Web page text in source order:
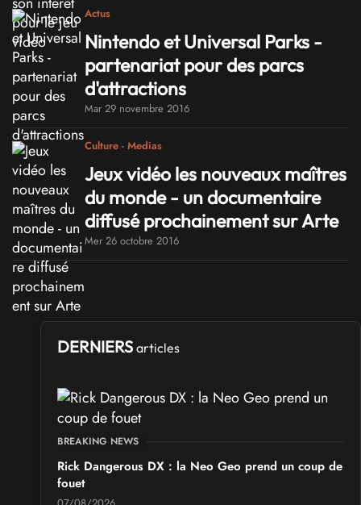
Actus
Nintendo et Universal Parks -
partenariat pour des parcs
d'attractions
Mar 29 novembre 2016
Culture - Medias
Jeux vidéo les nouveaux maîtres
du monde - un documentaire
diffusé prochainement sur Arte
Mer 26 octobre 2016
DERNIERS articles
BREAKING NEWS
Rick Dangerous DX : la Neo Geo prend un coup de
fouet